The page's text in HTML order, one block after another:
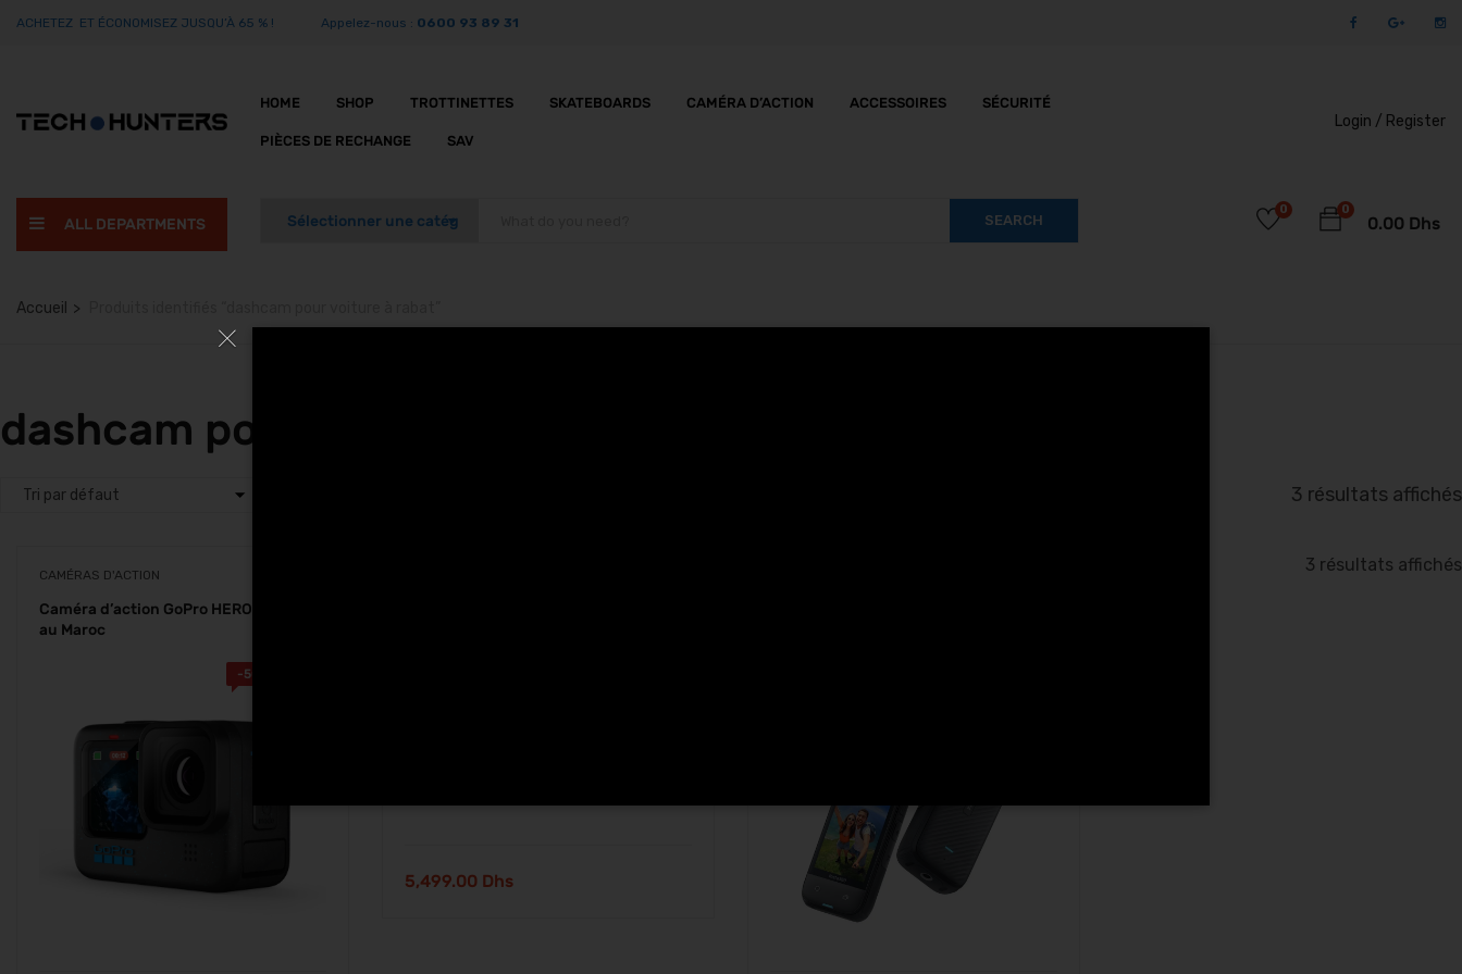
ACHETEZ ET ÉCONOMISEZ JUSQU’À 65 % ! Appelez-nous : 0600 93 89 31
HOME SHOP TROTTINETTES SKATEBOARDS CAMÉRA D’ACTION ACCESSOIRES SÉCURITÉ
PIÈCES DE RECHANGE SAV
Login / Register
ALL DEPARTMENTS SEARCH
0
0.00 Dhs
0
Accueil
dashcam pour voiture à rabat
3 résultats affichés
CAMÉRAS D'ACTION
Caméra d’action GoPro HERO 12 Black
au Maroc
-500.00
5,499.00 Dhs
3 résultats affichés